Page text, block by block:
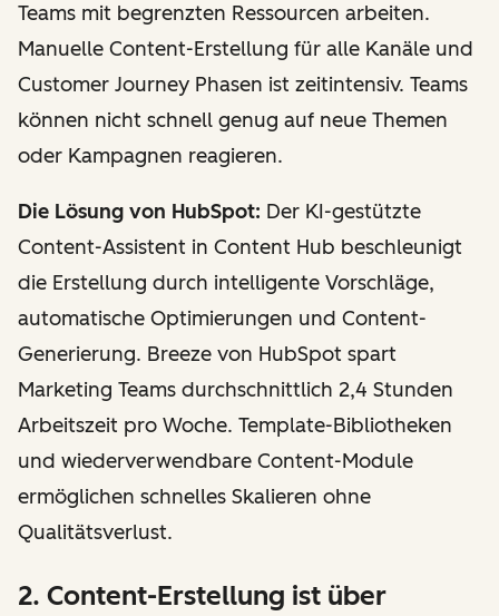
Teams mit begrenzten Ressourcen arbeiten.
Manuelle Content-Erstellung für alle Kanäle und
Customer Journey Phasen ist zeitintensiv. Teams
können nicht schnell genug auf neue Themen
oder Kampagnen reagieren.
Die Lösung von HubSpot: Der KI-gestützte
Content-Assistent in Content Hub beschleunigt
die Erstellung durch intelligente Vorschläge,
automatische Optimierungen und Content-
Generierung. Breeze von HubSpot spart
Marketing Teams durchschnittlich 2,4 Stunden
Arbeitszeit pro Woche. Template-Bibliotheken
und wiederverwendbare Content-Module
ermöglichen schnelles Skalieren ohne
Qualitätsverlust.
2. Content-Erstellung ist über